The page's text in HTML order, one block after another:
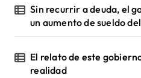
Sin recurrir a deuda, el
un aumento de sueldo del
El relato de este
realidad